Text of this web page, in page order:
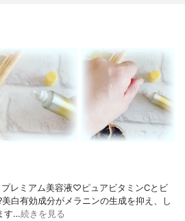
レミアム美容液♡ピュアビタミンCとビ
白有効成分がメラニンの生成を抑え、し
す…続きを見る